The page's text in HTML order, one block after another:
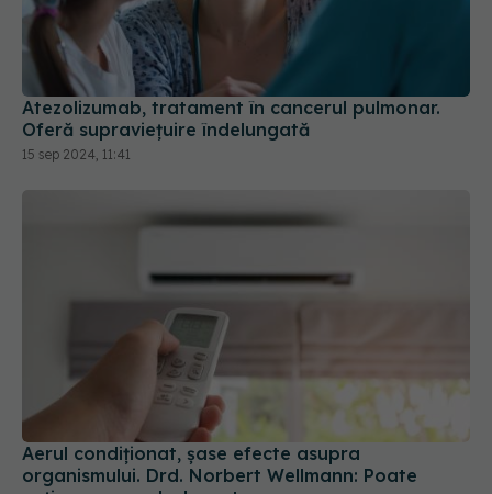
Atezolizumab, tratament în cancerul pulmonar.
Oferă supraviețuire îndelungată
15 sep 2024, 11:41
Aerul condiționat, șase efecte asupra
organismului. Drd. Norbert Wellmann: Poate
acționa ca un declanșator
23 iun 2024, 11:20